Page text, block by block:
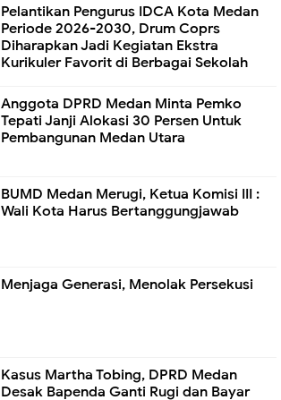
Pelantikan Pengurus IDCA Kota Medan
Periode 2026-2030, Drum Coprs
Diharapkan Jadi Kegiatan Ekstra
Kurikuler Favorit di Berbagai Sekolah
Anggota DPRD Medan Minta Pemko
Tepati Janji Alokasi 30 Persen Untuk
Pembangunan Medan Utara
BUMD Medan Merugi, Ketua Komisi III :
Wali Kota Harus Bertanggungjawab
Menjaga Generasi, Menolak Persekusi
Kasus Martha Tobing, DPRD Medan
Desak Bapenda Ganti Rugi dan Bayar